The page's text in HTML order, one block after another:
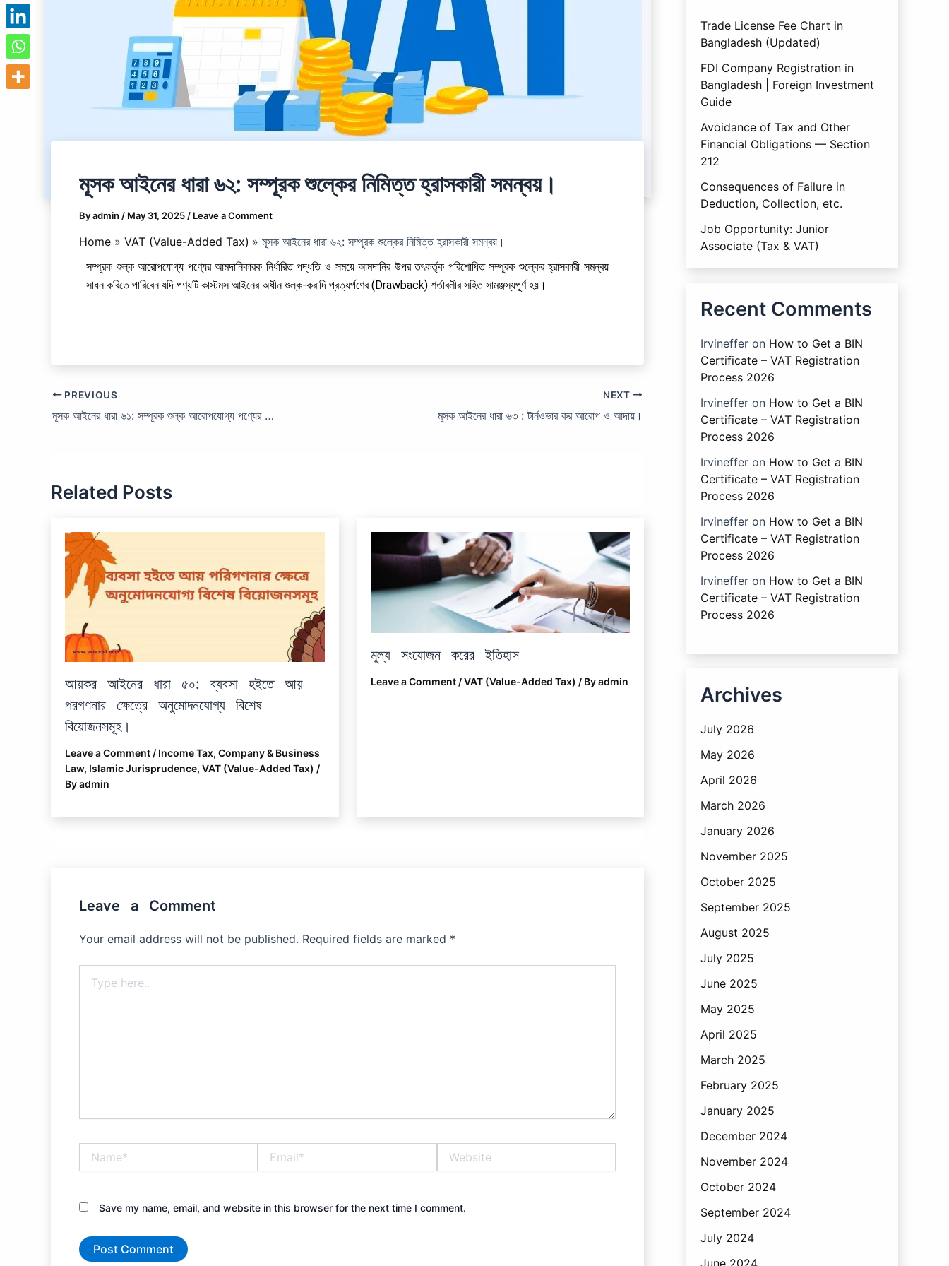
মূসক আইনের ধারা ৬২: সম্পূরক শুল্কের নিমিত্ত হ্রাসকারী সমন্বয়।
Byadmin / May 31, 2025 / Leave a Comment
Home VAT (Value-Added Tax) মূসক আইনের ধারা ৬২: সম্পূরক শুল্কের নিমিত্ত হ্রাসকারী সমন্বয়।
সম্পূরক শুল্ক আরোপযোগ্য পণ্যের আমদানিকারক নির্ধারিত পদ্ধতি ও সময়ে আমদানির উপর তৎকর্তৃক পরিশোধিত সম্পূরক শুল্কের হ্রাসকারী সমন্বয়
সাধন করিতে পারিবেন যদি পণ্যটি কাস্টমস আইনের অধীন শুল্ক-করাদি প্রত্যর্পণের (Drawback) শর্তাবলীর সহিত সামঞ্জস্যপূর্ণ হয়।
PREVIOUS
মূসক আইনের ধারা ৬১: সম্পূরক শুল্ক আরোপযোগ্য পণ্যের অনুমিত সরবরাহ।
NEXT
মূসক আইনের ধারা ৬৩ : টার্নওভার কর আরোপ ও আদায়।
Related Posts
আয়কর আইনের ধারা ৫০: ব্যবসা হইতে আয়
পরগণনার ক্ষেত্রে অনুমোদনযোগ্য বিশেষ
বিয়োজনসমূহ।
Leave a Comment / Income Tax, Company & Business
Law, Islamic Jurisprudence, VAT (Value-Added Tax) /
Byadmin
মূল্য সংযোজন করের ইতিহাস
Leave a Comment /VAT (Value-Added Tax) / Byadmin
Leave a Comment
Your email address will not be published. Required fields are marked *
here..
Save my name, email, and website in this browser for the next time I comment.
Trade License Fee Chart in
Bangladesh (Updated)
FDI Company Registration in
Bangladesh | Foreign Investment
Guide
Avoidance of Tax and Other
Financial Obligations — Section
212
Consequences of Failure in
Deduction, Collection, etc.
Job Opportunity: Junior
Associate (Tax & VAT)
Recent Comments
Irvineffer on How to Get a BIN
Certificate – VAT Registration
Process 2026
Irvineffer on How to Get a BIN
Certificate – VAT Registration
Process 2026
Irvineffer on How to Get a BIN
Certificate – VAT Registration
Process 2026
Irvineffer on How to Get a BIN
Certificate – VAT Registration
Process 2026
Irvineffer on How to Get a BIN
Certificate – VAT Registration
Process 2026
Archives
July 2026
May 2026
April 2026
March 2026
January 2026
November 2025
October 2025
September 2025
August 2025
July 2025
June 2025
May 2025
April 2025
March 2025
February 2025
January 2025
December 2024
November 2024
October 2024
September 2024
July 2024
June 2024